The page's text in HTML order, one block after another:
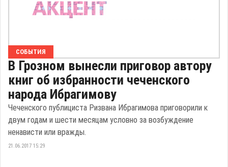
СОБЫТИЯ
В Грозном вынесли приговор автору
книг об избранности чеченского
народа Ибрагимову
Чеченского публициста Ризвана Ибрагимова приговорили к
двум годам и шести месяцам условно за возбуждение
ненависти или вражды.
21.06.2017 15:29